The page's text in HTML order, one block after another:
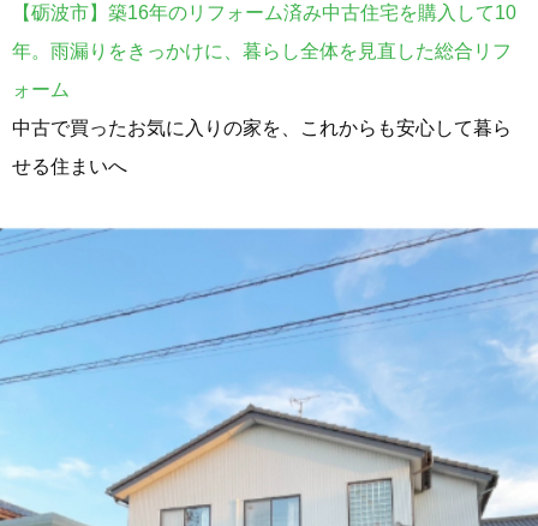
【砺波市】築16年のリフォーム済み中古住宅を購入して10
年。雨漏りをきっかけに、暮らし全体を見直した総合リフ
ォーム
中古で買ったお気に入りの家を、これからも安心して暮ら
せる住まいへ